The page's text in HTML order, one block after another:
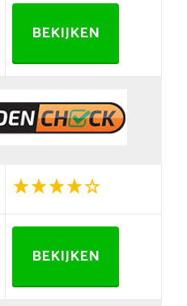
BEKIJKEN
BEKIJKEN